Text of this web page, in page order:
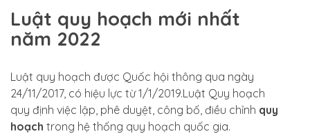
Luật quy hoạch mới nhất
năm 2022
Luật quy hoạch được Quốc hội thông qua ngày
24/11/2017, có hiệu lực từ 1/1/2019.Luật Quy hoạch
quy định việc lập, phê duyệt, công bố, điều chỉnh quy
hoạch trong hệ thống quy hoạch quốc gia.